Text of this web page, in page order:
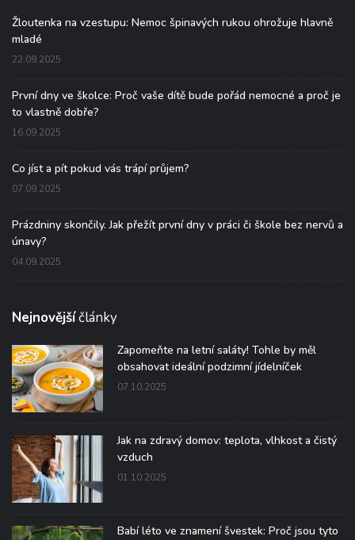
Žloutenka na vzestupu: Nemoc špinavých rukou ohrožuje hlavně
mladé
22.09.2025
První dny ve školce: Proč vaše dítě bude pořád nemocné a proč je
to vlastně dobře?
16.09.2025
Co jíst a pít pokud vás trápí průjem?
07.09.2025
Prázdniny skončily. Jak přežít první dny v práci či škole bez nervů a
únavy?
04.09.2025
Nejnovějšíčlánky
Zapomeňte na letní saláty! Tohle by měl
obsahovat ideální podzimní jídelníček
07.10.2025
Jak na zdravý domov: teplota, vlhkost a čistý
vzduch
01.10.2025
Babí léto ve znamení švestek: Proč jsou tyto